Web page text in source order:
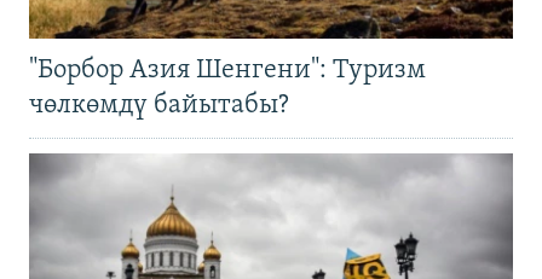
"Борбор Азия Шенгени": Туризм
чөлкөмдү байытабы?